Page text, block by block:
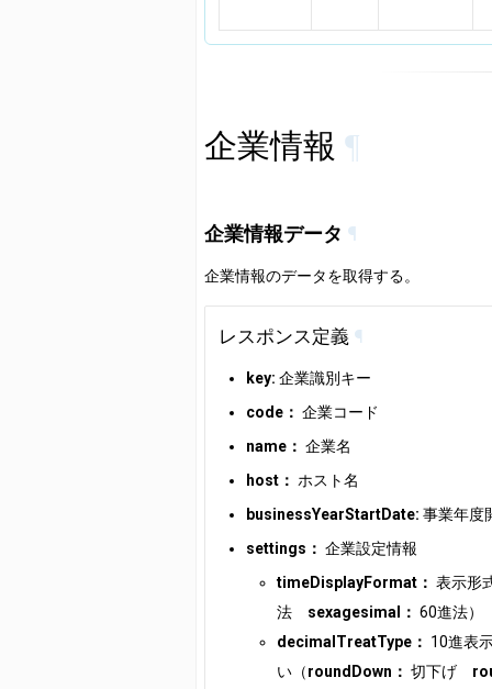
企業情報 ¶
企業情報データ ¶
企業情報のデータを取得する。
レスポンス定義 ¶
key: 企業識別キー
code： 企業コード
name： 企業名
host： ホスト名
businessYearStartDate: 事業年度
settings： 企業設定情報
timeDisplayFormat： 表示形
法 sexagesimal： 60進法）
decimalTreatType： 10進表
い（roundDown： 切下げ